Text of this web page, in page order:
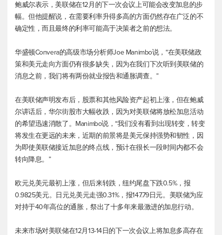
鲍威尔表示，美联储在12月的下一次会议上可能会改变加息的步
幅。但他提醒说，在需要利率升得多高的方面仍然存在广泛的不
确定性，而且最终的利率可能高于决策者之前的想法。
华盛顿Convera的高级市场分析师Joe Manimbo说，“在美联储政
策和美元走向方面仍有很多缺失，因为在我们下次听到美联储的
消息之前，我们将有两份就业报告和通胀调查。”
在美联储声明发布后，股票和其他风险资产起初上涨，但在鲍威
尔讲话后，华尔街股市大幅收跌，因为对美联储将放松加息活动
的希望迅速消散了。Manimbo说，“我们没有看到出现转变，转变
将发生在更远的未来，近期的前景将是美元保持强势和韧性，因
为即使美联储接近加息的终点线，预计在很长一段时间内都不会
转向降息。”
欧元兑美元最初上涨，但后来转跌，纽约尾盘下跌0.5%，报
0.9825美元。日元兑美元走强0.31%，报147.79日元。美联储为应
对持于40年高位的通胀，祭出了十多年来最激进的加息行动。
未来市场对美联储在12月13-14日的下一次会议上将加息多高存在